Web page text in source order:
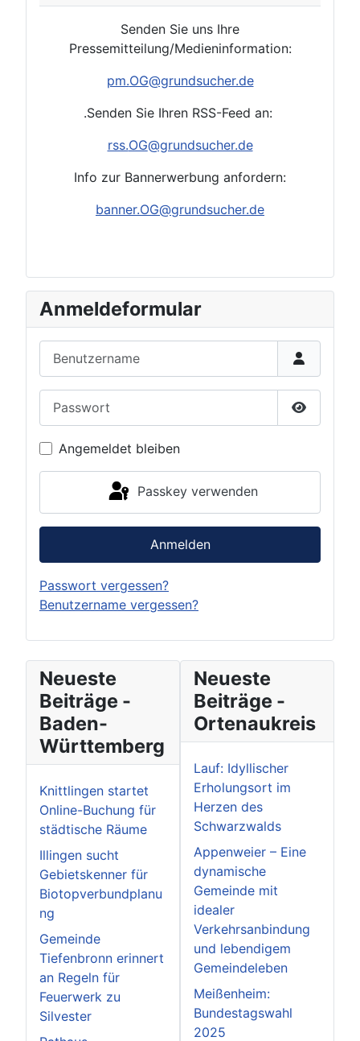
Senden Sie uns Ihre
Pressemitteilung/Medieninformation:
pm.OG@grundsucher.de
.Senden Sie Ihren RSS-Feed an:
rss.OG@grundsucher.de
Info zur Bannerwerbung anfordern:
banner.OG@grundsucher.de
Anmeldeformular
Passwort
Angemeldet bleiben
Passkey verwenden
Anmelden
Passwort vergessen?
Benutzername vergessen?
Neueste
Beiträge -
Baden-
Württemberg
Knittlingen startet
Online-Buchung für
städtische Räume
Illingen sucht
Gebietskenner für
Biotopverbundplanu
ng
Gemeinde
Tiefenbronn erinnert
an Regeln für
Feuerwerk zu
Silvester
Neueste
Beiträge -
Ortenaukreis
Lauf: Idyllischer
Erholungsort im
Herzen des
Schwarzwalds
Appenweier – Eine
dynamische
Gemeinde mit
idealer
Verkehrsanbindung
und lebendigem
Gemeindeleben
Meißenheim:
Bundestagswahl
2025